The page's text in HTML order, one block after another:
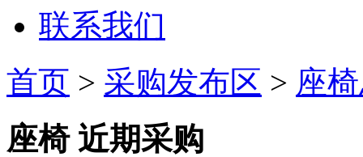
联系我们
首页 > 采购发布区 > 座
座椅 近期采购